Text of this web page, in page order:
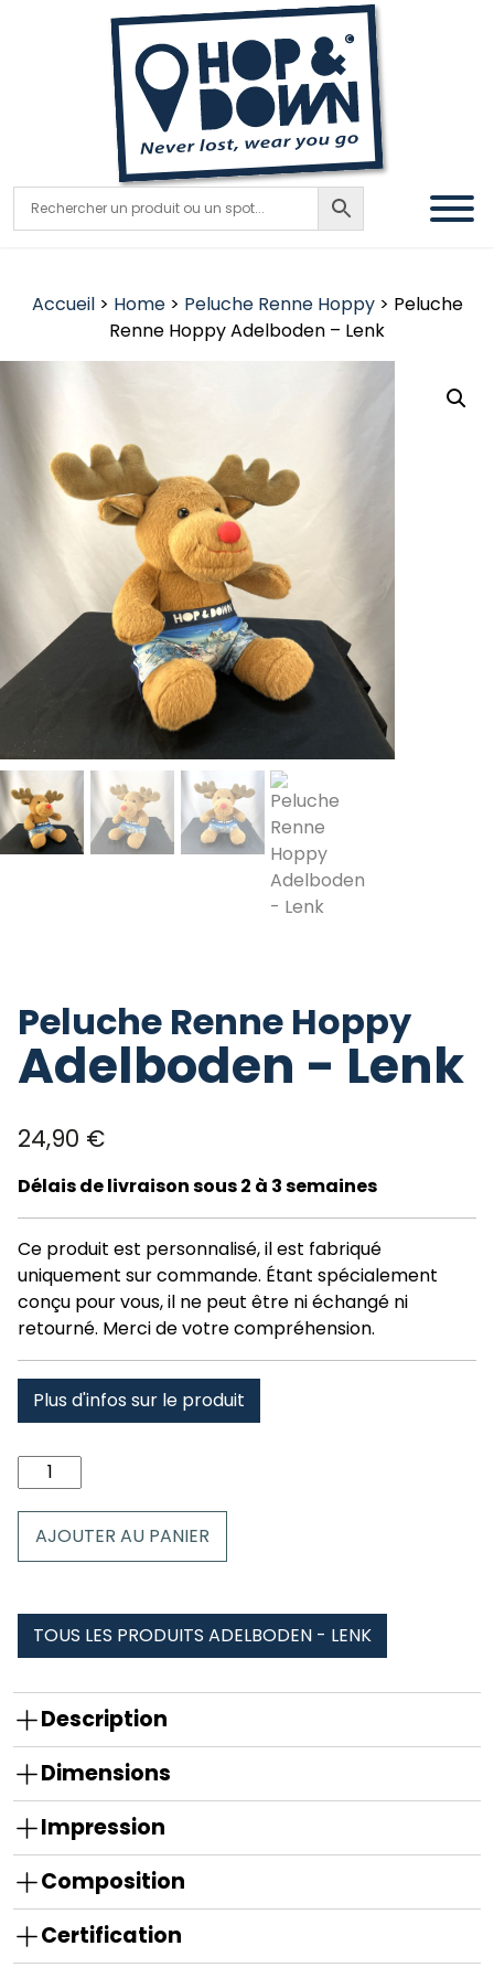
Accueil> Home> Peluche Renne Hoppy> Peluche
Renne Hoppy Adelboden – Lenk
Peluche Renne Hoppy
Adelboden - Lenk
24,90 €
Délais de livraison sous 2 à 3 semaines
Ce produit est personnalisé, il est fabriqué
uniquement sur commande. Étant spécialement
conçu pour vous, il ne peut être ni échangé ni
retourné. Merci de votre compréhension.
Plus d'infos sur le produit
quantité
de
Renne
Lenk
AJOUTER AU PANIER
TOUS LES PRODUITS ADELBODEN - LENK
Description
Dimensions
Impression
Composition
Certification